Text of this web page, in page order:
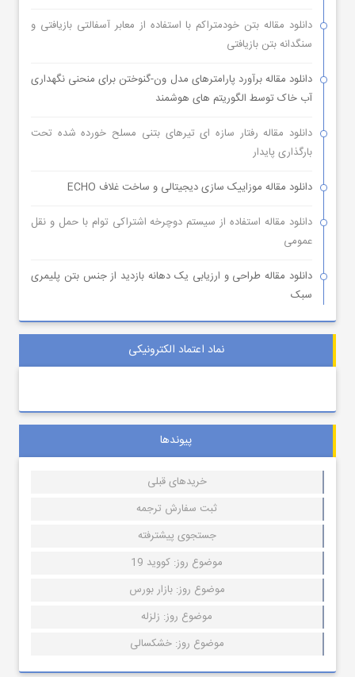
دانلود مقاله بتن خودمتراکم با استفاده از معابر آسفالتی بازیافتی و
سنگدانه بتن بازیافتی
دانلود مقاله برآورد پارامترهای مدل ون-گنوختن برای منحنی نگهداری
آب خاک توسط الگوریتم های هوشمند
دانلود مقاله رفتار سازه ای تیرهای بتنی مسلح خورده شده تحت
بارگذاری پایدار
دانلود مقاله موزاییک سازی دیجیتالی و ساخت غلاف ECHO
دانلود مقاله استفاده از سیستم دوچرخه اشتراکی توام با حمل و نقل
عمومی
دانلود مقاله طراحی و ارزیابی یک دهانه بازدید از جنس بتن پلیمری
سبک
نماد اعتماد الکترونیکی
پیوندها
خریدهای قبلی
ثبت سفارش ترجمه
جستجوی پیشترفته
موضوع روز: کووید 19
موضوع روز: بازار بورس
موضوع روز: زلزله
موضوع روز: خشکسالی